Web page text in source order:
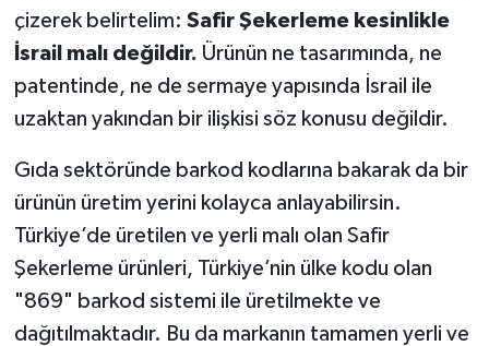
çizerek belirtelim: Safir Şekerleme kesinlikle
İsrail malı değildir. Ürünün ne tasarımında, ne
patentinde, ne de sermaye yapısında İsrail ile
uzaktan yakından bir ilişkisi söz konusu değildir.
Gıda sektöründe barkod kodlarına bakarak da bir
ürünün üretim yerini kolayca anlayabilirsin.
Türkiye’de üretilen ve yerli malı olan Safir
Şekerleme ürünleri, Türkiye’nin ülke kodu olan
"869" barkod sistemi ile üretilmekte ve
dağıtılmaktadır. Bu da markanın tamamen yerli ve